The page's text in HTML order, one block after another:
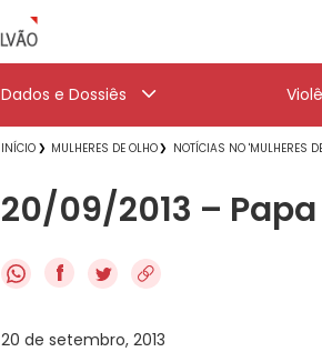
Dados e Dossiês
INÍCIO MULHERES DE OLHO NOTÍCIAS NO 'MULHERES
20/09/2013 –
f
20 de setembro, 2013